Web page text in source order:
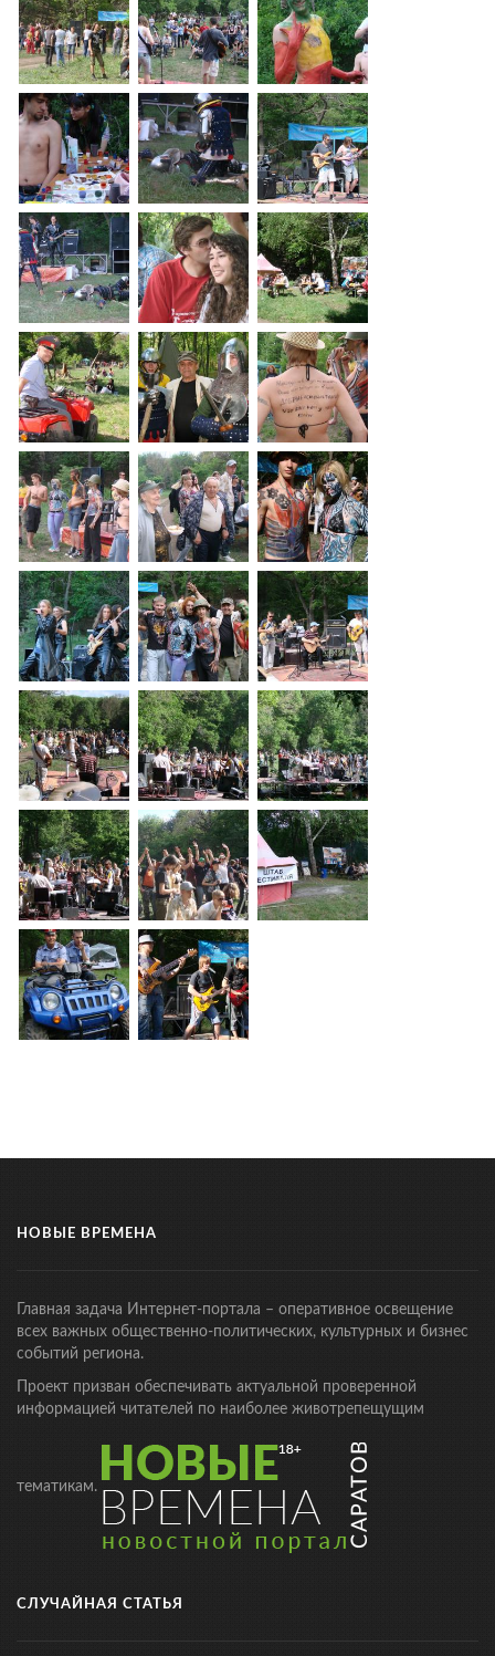
НОВЫЕ ВРЕМЕНА
Главная задача Интернет-портала – оперативное освещение
всех важных общественно-политических, культурных и бизнес
событий региона.
Проект призван обеспечивать актуальной проверенной
информацией читателей по наиболее животрепещущим
тематикам.
СЛУЧАЙНАЯ СТАТЬЯ